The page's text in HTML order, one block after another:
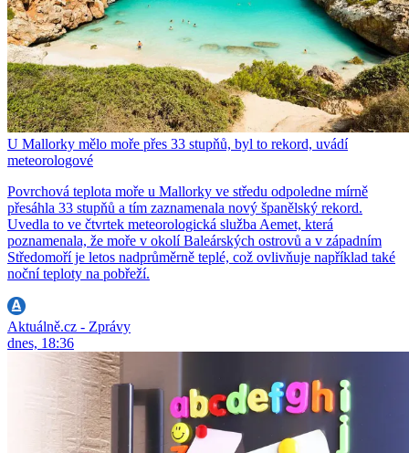
U Mallorky mělo moře přes 33 stupňů, byl to rekord, uvádí
meteorologové
Povrchová teplota moře u Mallorky ve středu odpoledne mírně
přesáhla 33 stupňů a tím zaznamenala nový španělský rekord.
Uvedla to ve čtvrtek meteorologická služba Aemet, která
poznamenala, že moře v okolí Baleárských ostrovů a v západním
Středomoří je letos nadprůměrně teplé, což ovlivňuje například také
noční teploty na pobřeží.
Aktuálně.cz - Zprávy
dnes, 18:36